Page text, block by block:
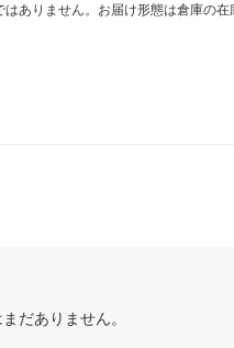
ありません。お届け形態は倉庫の
だありません。